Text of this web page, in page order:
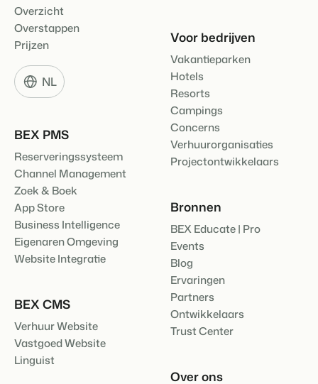
Overzicht
Overstappen
Prijzen
NL
BEX PMS
Reserveringssysteem
Channel Management
Zoek & Boek
App Store
Business Intelligence
Eigenaren Omgeving
Website Integratie
BEX CMS
Verhuur Website
Vastgoed Website
Linguist
Voor bedrijven
Vakantieparken
Hotels
Resorts
Campings
Concerns
Verhuurorganisaties
Projectontwikkelaars
Bronnen
BEX Educate | Pro
Events
Blog
Ervaringen
Partners
Ontwikkelaars
Trust Center
Over ons